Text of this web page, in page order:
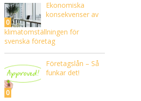
0
Ekonomiska
konsekvenser av
klimatomställningen för
svenska företag
0
Företagslån – Så
funkar det!